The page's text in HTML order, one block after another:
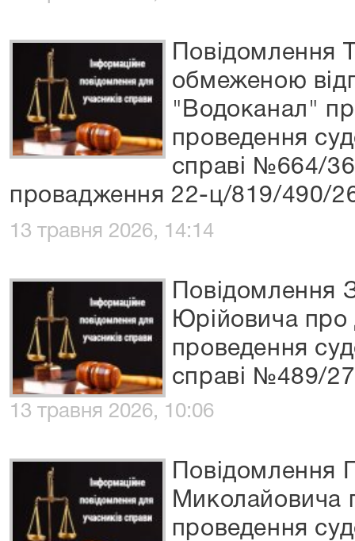
Повідомлення
обмеженою
"Водоканал"
проведення
справі №664/
провадження 22-ц/819/490/
13 травня 2026, 14:14
Повідомлення
Юрійовича про
проведення
справі №489/
13 травня 2026, 10:06
Повідомлення
Миколайовича
проведення